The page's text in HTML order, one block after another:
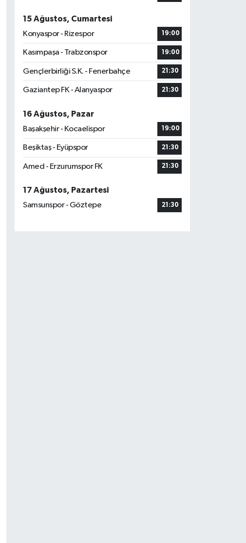
15 Ağustos, Cumartesi
Konyaspor - Rizespor
19:00
Kasımpaşa - Trabzonspor 19:00
Gençlerbirliği S.K. - Fenerbahçe 21:30
Gaziantep FK - Alanyaspor 21:30
16 Ağustos, Pazar
Başakşehir - Kocaelispor
19:00
Beşiktaş - Eyüpspor 21:30
Amed - Erzurumspor FK 21:30
17 Ağustos, Pazartesi
Samsunspor - Göztepe
21:30